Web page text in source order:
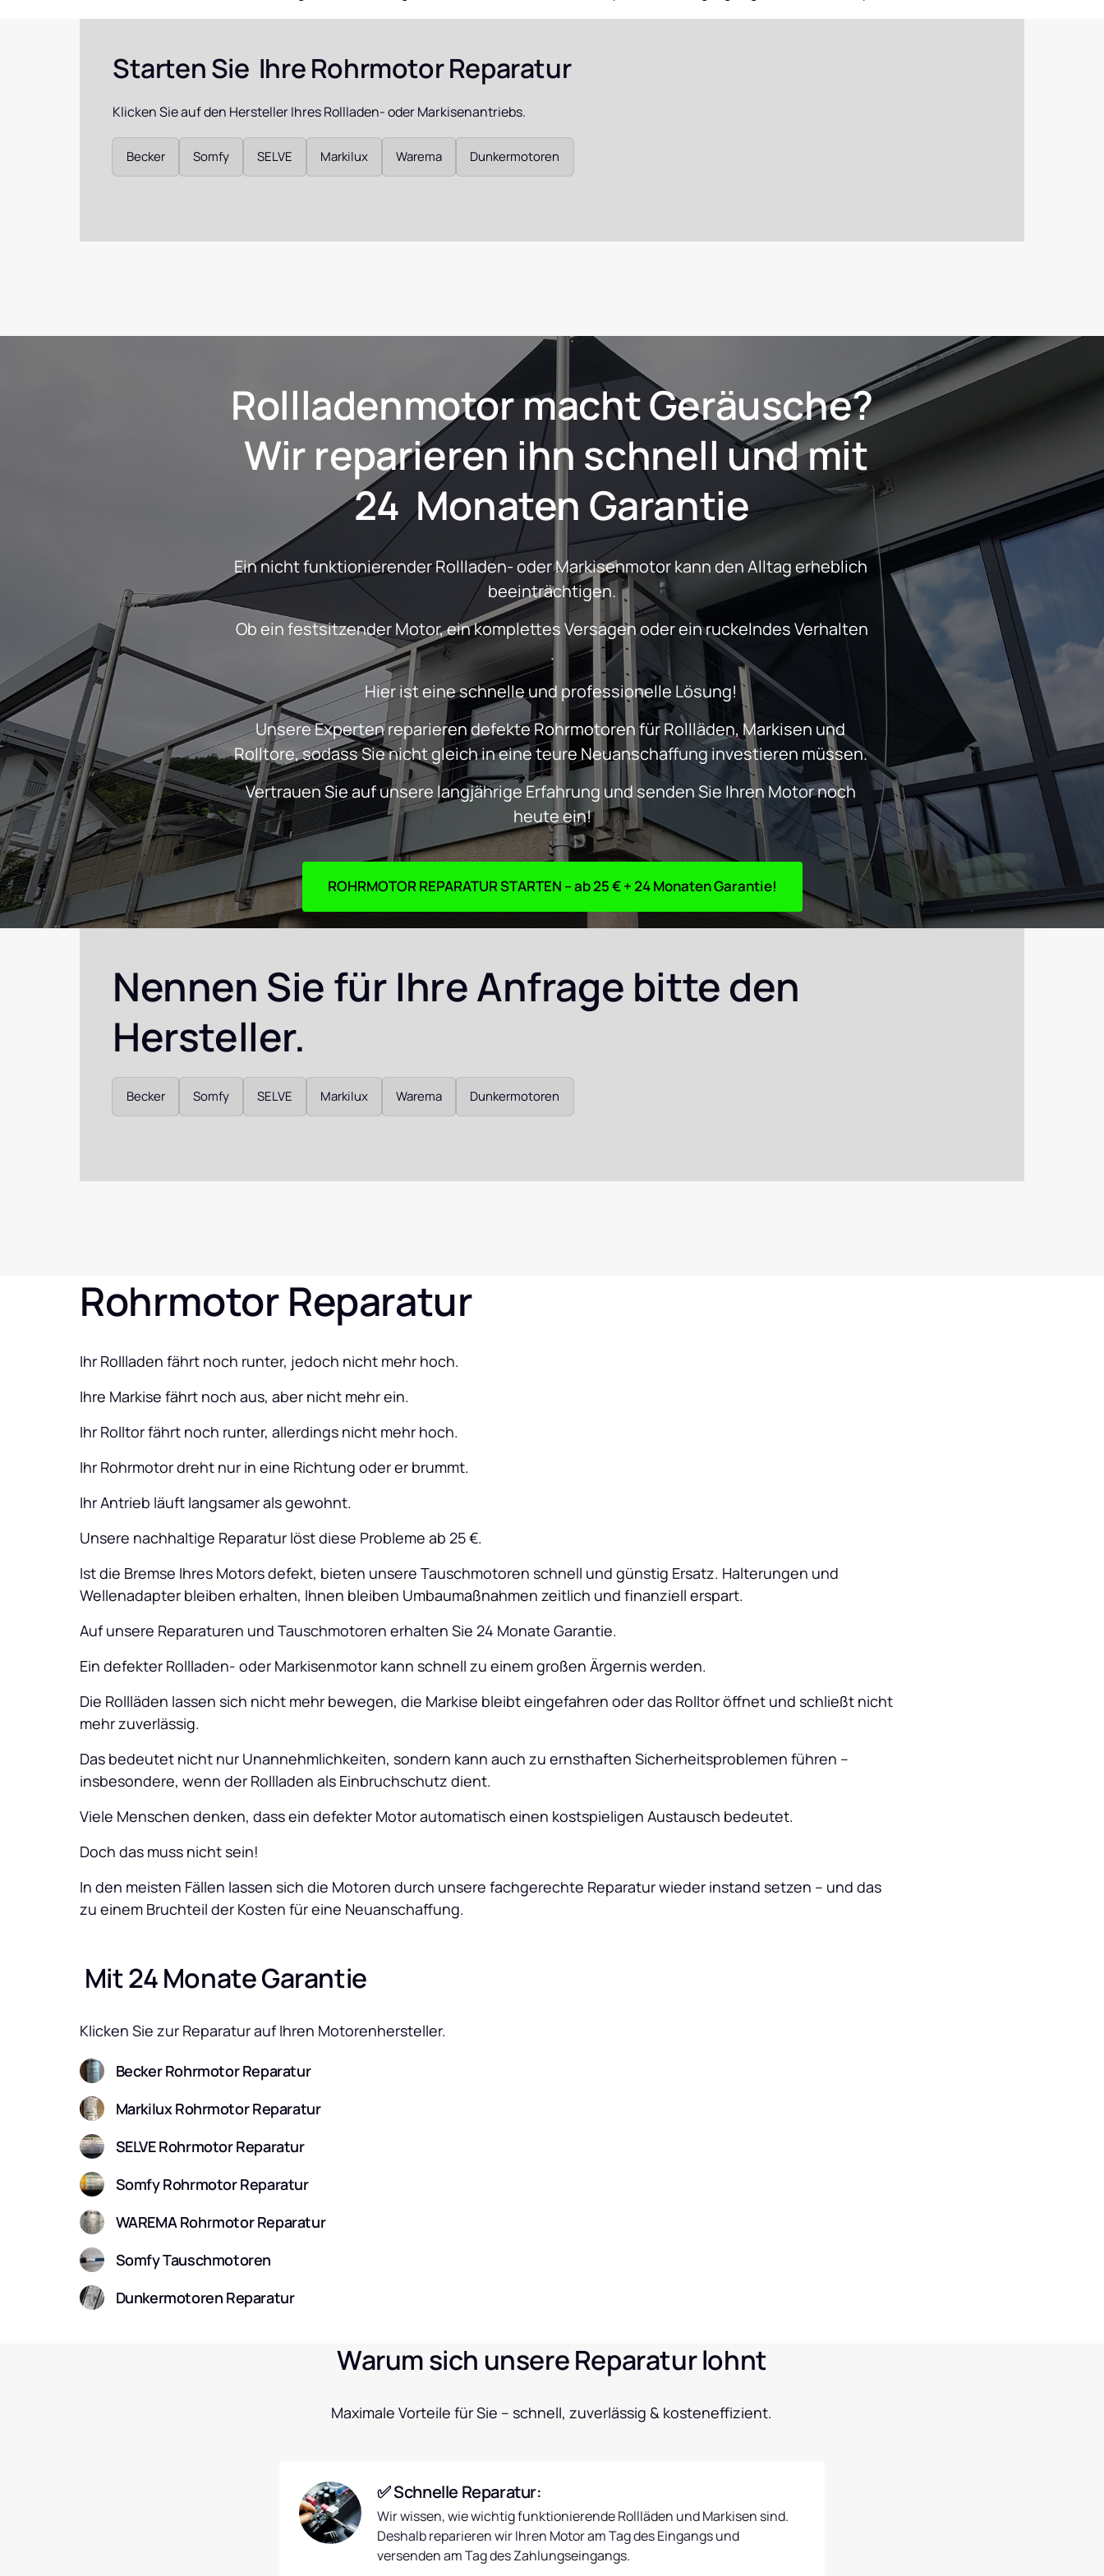
Starten Sie  Ihre Rohrmotor Reparatur
Klicken Sie auf den Hersteller Ihres Rollladen- oder Markisenantriebs.
Becker Somfy SELVE Markilux Warema Dunkermotoren
Rollladenmotor macht Geräusche?
Wir reparieren ihn schnell und mit
24  Monaten Garantie
Ein nicht funktionierender Rollladen- oder Markisenmotor kann den Alltag erheblich
beeinträchtigen.
.
Hier ist eine schnelle und professionelle Lösung!
Unsere Experten reparieren defekte Rohrmotoren für Rollläden, Markisen und
Rolltore, sodass Sie nicht gleich in eine teure Neuanschaffung investieren müssen.
Vertrauen Sie auf unsere langjährige Erfahrung und senden Sie Ihren Motor noch
heute ein!
ROHRMOTOR REPARATUR STARTEN – ab 25 € + 24 Monaten Garantie!
Nennen Sie für Ihre Anfrage bitte den
Hersteller.
Becker Somfy SELVE Markilux Warema Dunkermotoren
Rohrmotor Reparatur
Ihr Rollladen fährt noch runter, jedoch nicht mehr hoch.
Ihre Markise fährt noch aus, aber nicht mehr ein.
Ihr Rolltor fährt noch runter, allerdings nicht mehr hoch.
Ihr Rohrmotor dreht nur in eine Richtung oder er brummt.
Ihr Antrieb läuft langsamer als gewohnt.
Unsere nachhaltige Reparatur löst diese Probleme ab 25 €.
Ist die Bremse Ihres Motors defekt, bieten unsere Tauschmotoren schnell und günstig Ersatz. Halterungen und
Wellenadapter bleiben erhalten, Ihnen bleiben Umbaumaßnahmen zeitlich und finanziell erspart.
Auf unsere Reparaturen und Tauschmotoren erhalten Sie 24 Monate Garantie.
Ein defekter Rollladen- oder Markisenmotor kann schnell zu einem großen Ärgernis werden.
Die Rollläden lassen sich nicht mehr bewegen, die Markise bleibt eingefahren oder das Rolltor öffnet und schließt nicht
mehr zuverlässig.
Das bedeutet nicht nur Unannehmlichkeiten, sondern kann auch zu ernsthaften Sicherheitsproblemen führen –
insbesondere, wenn der Rollladen als Einbruchschutz dient.
Viele Menschen denken, dass ein defekter Motor automatisch einen kostspieligen Austausch bedeutet.
Doch das muss nicht sein!
In den meisten Fällen lassen sich die Motoren durch unsere fachgerechte Reparatur wieder instand setzen – und das
zu einem Bruchteil der Kosten für eine Neuanschaffung.
Mit 24 Monate Garantie
Klicken Sie zur Reparatur auf Ihren Motorenhersteller.
Becker Rohrmotor Reparatur
Markilux Rohrmotor Reparatur
SELVE Rohrmotor Reparatur
Somfy Rohrmotor Reparatur
WAREMA Rohrmotor Reparatur
Somfy Tauschmotoren
Dunkermotoren Reparatur
Warum sich unsere Reparatur lohnt
Maximale Vorteile für Sie – schnell, zuverlässig & kosteneffizient.
✅ Schnelle Reparatur:
Wir wissen, wie wichtig funktionierende Rollläden und Markisen sind.
Deshalb reparieren wir Ihren Motor am Tag des Eingangs und
versenden am Tag des Zahlungseingangs.
Warema Rohrmotor
Programmschaltuhr
Somfy Motorsteuerung